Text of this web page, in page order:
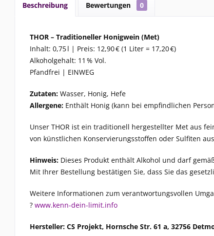
Beschreibung Bewertungen 0
THOR – Traditioneller Honigwein (Met)
Inhalt: 0,75 l | Preis: 12,90 € (1 Liter = 17,20 €)
Alkoholgehalt: 11 % Vol.
Pfandfrei | EINWEG
Zutaten: Wasser, Honig, Hefe
Allergene: Enthält Honig (kann bei empfindlichen
Unser THOR ist ein traditionell hergestellter Met aus
von künstlichen Konservierungsstoffen oder Sulfiten
Hinweis: Dieses Produkt enthält Alkohol und darf
Mit Ihrer Bestellung bestätigen Sie, dass Sie das
Weitere Informationen zum verantwortungsvollen
? www.kenn-dein-limit.info
Hersteller: CS Projekt, Hornsche Str. 61 a, 32756